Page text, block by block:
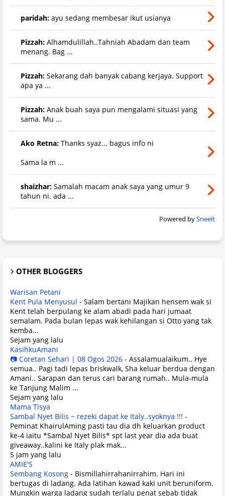
paridah: ayu sedang membesar ikut usianya
Pizzah: Alhamdulillah..Tahniah Abadam dan team
menang. Bag ...
Pizzah: Sekarang dah banyak cabang kerjaya. Support
apa ya ...
Pizzah: Anak buah saya pun mengalami situasi yang
sama. Mu ...
Ako Retna: Thanks syaz... bagus info ni
Sama la m ...
shaizhar: Samalah macam anak saya yang umur 9
tahun ni. ada ...
Powered bySneeit
OTHER BLOGGERS
Warisan Petani
Kent Pula Menyusul - Salam bertani Majikan hensem wak si
Kent telah berpulang ke alam abadi pada hari jumaat
semalam. Pada bulan lepas wak kehilangan si Otto yang tak
kemba...
Sejam yang lalu
KasihkuAmani
📷 Coretan Sehari | 08 Ogos 2026 - Assalamualaikum.. Hye
semua.. Pagi tadi lepas briskwalk, Sha keluar berdua dengan
Amani.. Sarapan dan terus cari barang rumah.. Mula-mula
ke Tanjung Malim ...
Sejam yang lalu
Mama Tisya
Sambal Nyet Bilis ~ rezeki dapat ke Italy..syoknya !!! -
Peminat KhairulAming pasti tau dia dh keluarkan product
ke-4 iaitu *Sambal Nyet Bilis* spt last year dia ada buat
giveaway..kalini ke Italy plak mak...
5 jam yang lalu
AMIE'S
Sembang Kosong - Bismillahirrahanirrahim. Hari ini
bertugas di ladang. Ada latihan kawad kaki unit beruniform.
Mungkin warga ladang sudah terlalu penat sebab tidak